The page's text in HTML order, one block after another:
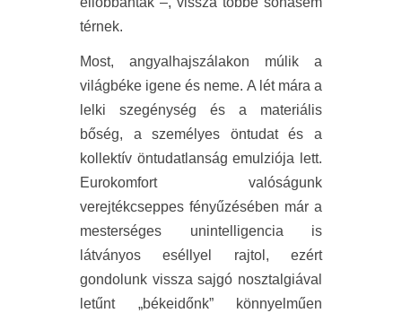
térnek.
Most, angyalhajszálakon múlik a
világbéke igene és neme. A lét mára a
lelki szegénység és a materiális
bőség, a személyes öntudat és a
kollektív öntudatlanság emulziója lett.
Eurokomfort valóságunk
verejtékcseppes fényűzésében már a
mesterséges unintelligencia is
látványos eséllyel rajtol, ezért
gondolunk vissza sajgó nosztalgiával
letűnt „békeidőnk” könnyelműen